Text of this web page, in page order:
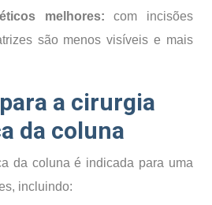
melhores: com incisões
são menos visíveis e mais
a cirurgia
da coluna
da coluna é indicada para uma
incluindo: